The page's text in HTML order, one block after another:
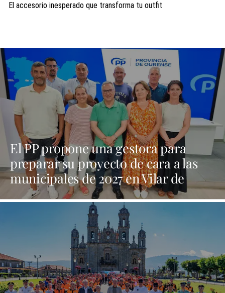
El accesorio inesperado que transforma tu outfit
El PP propone una gestora para
preparar su proyecto de cara a las
municipales de 2027 en Vilar de
Barrio | NOTICIAS XINZO